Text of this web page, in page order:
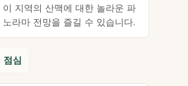
이 지역의 산맥에 대한 놀라운 파
노라마 전망을 즐길 수 있습니다.
점심